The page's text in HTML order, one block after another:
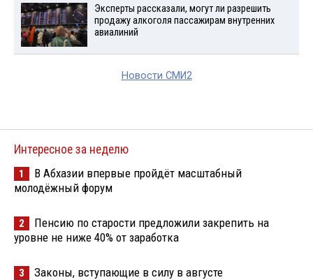
Эксперты рассказали, могут ли разрешить
продажу алкоголя пассажирам внутренних
авиалиний
Новости СМИ2
Интересное за неделю
1
В Абхазии впервые пройдёт масштабный
молодёжный форум
2
Пенсию по старости предложили закрепить на
уровне не ниже 40% от заработка
3 Законы, вступающие в силу в августе